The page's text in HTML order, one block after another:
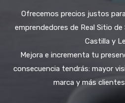
Ofrecemos precios justos
emprendedores de Real Sitio
Castilla y
Mejora e incrementa tu
consecuencia tendrás: mayor
marca y más